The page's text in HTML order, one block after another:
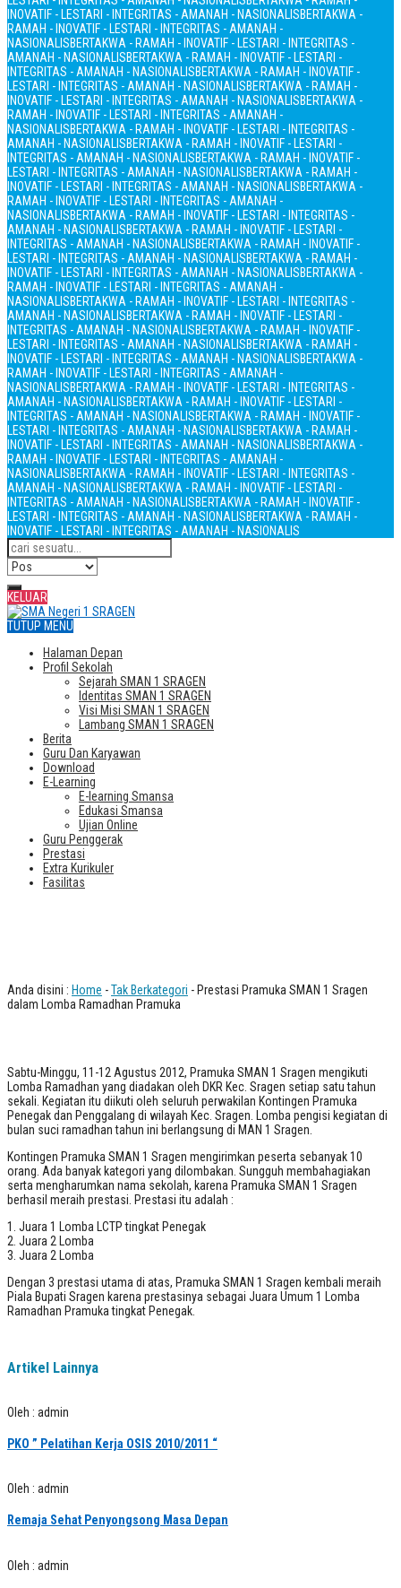
INOVATIF - LESTARI - INTEGRITAS - AMANAH - NASIONALISBERTAKWA -
RAMAH - INOVATIF - LESTARI - INTEGRITAS - AMANAH -
NASIONALISBERTAKWA - RAMAH - INOVATIF - LESTARI - INTEGRITAS -
AMANAH - NASIONALISBERTAKWA - RAMAH - INOVATIF - LESTARI -
INTEGRITAS - AMANAH - NASIONALISBERTAKWA - RAMAH - INOVATIF -
LESTARI - INTEGRITAS - AMANAH - NASIONALISBERTAKWA - RAMAH -
INOVATIF - LESTARI - INTEGRITAS - AMANAH - NASIONALISBERTAKWA -
RAMAH - INOVATIF - LESTARI - INTEGRITAS - AMANAH -
NASIONALISBERTAKWA - RAMAH - INOVATIF - LESTARI - INTEGRITAS -
AMANAH - NASIONALISBERTAKWA - RAMAH - INOVATIF - LESTARI -
INTEGRITAS - AMANAH - NASIONALISBERTAKWA - RAMAH - INOVATIF -
LESTARI - INTEGRITAS - AMANAH - NASIONALISBERTAKWA - RAMAH -
INOVATIF - LESTARI - INTEGRITAS - AMANAH - NASIONALISBERTAKWA -
RAMAH - INOVATIF - LESTARI - INTEGRITAS - AMANAH -
NASIONALISBERTAKWA - RAMAH - INOVATIF - LESTARI - INTEGRITAS -
AMANAH - NASIONALISBERTAKWA - RAMAH - INOVATIF - LESTARI -
INTEGRITAS - AMANAH - NASIONALISBERTAKWA - RAMAH - INOVATIF -
LESTARI - INTEGRITAS - AMANAH - NASIONALISBERTAKWA - RAMAH -
INOVATIF - LESTARI - INTEGRITAS - AMANAH - NASIONALISBERTAKWA -
RAMAH - INOVATIF - LESTARI - INTEGRITAS - AMANAH -
NASIONALISBERTAKWA - RAMAH - INOVATIF - LESTARI - INTEGRITAS -
AMANAH - NASIONALISBERTAKWA - RAMAH - INOVATIF - LESTARI -
INTEGRITAS - AMANAH - NASIONALISBERTAKWA - RAMAH - INOVATIF -
LESTARI - INTEGRITAS - AMANAH - NASIONALISBERTAKWA - RAMAH -
INOVATIF - LESTARI - INTEGRITAS - AMANAH - NASIONALISBERTAKWA -
RAMAH - INOVATIF - LESTARI - INTEGRITAS - AMANAH -
NASIONALISBERTAKWA - RAMAH - INOVATIF - LESTARI - INTEGRITAS -
AMANAH - NASIONALISBERTAKWA - RAMAH - INOVATIF - LESTARI -
INTEGRITAS - AMANAH - NASIONALISBERTAKWA - RAMAH - INOVATIF -
LESTARI - INTEGRITAS - AMANAH - NASIONALISBERTAKWA - RAMAH -
INOVATIF - LESTARI - INTEGRITAS - AMANAH - NASIONALISBERTAKWA -
RAMAH - INOVATIF - LESTARI - INTEGRITAS - AMANAH -
NASIONALISBERTAKWA - RAMAH - INOVATIF - LESTARI - INTEGRITAS -
AMANAH - NASIONALISBERTAKWA - RAMAH - INOVATIF - LESTARI -
INTEGRITAS - AMANAH - NASIONALISBERTAKWA - RAMAH - INOVATIF -
LESTARI - INTEGRITAS - AMANAH - NASIONALISBERTAKWA - RAMAH -
INOVATIF - LESTARI - INTEGRITAS - AMANAH - NASIONALIS
KELUAR
TUTUP MENU
Halaman Depan
Profil Sekolah
Sejarah SMAN 1 SRAGEN
Identitas SMAN 1 SRAGEN
Visi Misi SMAN 1 SRAGEN
Lambang SMAN 1 SRAGEN
Berita
Guru Dan Karyawan
Download
E-Learning
E-learning Smansa
Edukasi Smansa
Ujian Online
Guru Penggerak
Prestasi
Extra Kurikuler
Fasilitas
Anda disini : Home -Tak Berkategori - Prestasi Pramuka SMAN 1 Sragen
dalam Lomba Ramadhan Pramuka
Sabtu-Minggu, 11-12 Agustus 2012, Pramuka SMAN 1 Sragen mengikuti
Lomba Ramadhan yang diadakan oleh DKR Kec. Sragen setiap satu tahun
sekali. Kegiatan itu diikuti oleh seluruh perwakilan Kontingen Pramuka
Penegak dan Penggalang di wilayah Kec. Sragen. Lomba pengisi kegiatan di
bulan suci ramadhan tahun ini berlangsung di MAN 1 Sragen.
Kontingen Pramuka SMAN 1 Sragen mengirimkan peserta sebanyak 10
orang. Ada banyak kategori yang dilombakan. Sungguh membahagiakan
serta mengharumkan nama sekolah, karena Pramuka SMAN 1 Sragen
berhasil meraih prestasi. Prestasi itu adalah :
1. Juara 1 Lomba LCTP tingkat Penegak
2. Juara 2 Lomba
3. Juara 2 Lomba
Dengan 3 prestasi utama di atas, Pramuka SMAN 1 Sragen kembali meraih
Piala Bupati Sragen karena prestasinya sebagai Juara Umum 1 Lomba
Ramadhan Pramuka tingkat Penegak.
Artikel Lainnya
Oleh : admin
PKO ” Pelatihan Kerja OSIS 2010/2011 “
Oleh : admin
Remaja Sehat Penyongsong Masa Depan
Oleh : admin